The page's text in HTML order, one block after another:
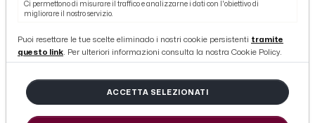
UN'IMMENSA LUCREZIA LANTE
DELLA ROVERE AL VENTIDIO
BASSO
Ci permettono di misurare il traffico e analizzarne i dati con l'obiettivo di
migliorare il nostro servizio.
Puoi resettare le tue scelte eliminado i nostri cookie persistenti tramite
questo link. Per ulteriori informazioni consulta la nostra Cookie Policy.
ACCETTA SELEZIONATI